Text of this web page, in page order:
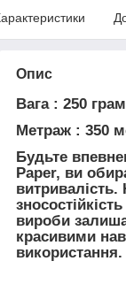
Опис
Вага : 250
Метраж : 350
Будьте
Paper, ви
вироби
красивими
використання.